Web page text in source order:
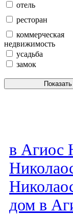
отель
ресторан
коммерческая
недвижимость
усадьба
замок
в Агиос
дом в